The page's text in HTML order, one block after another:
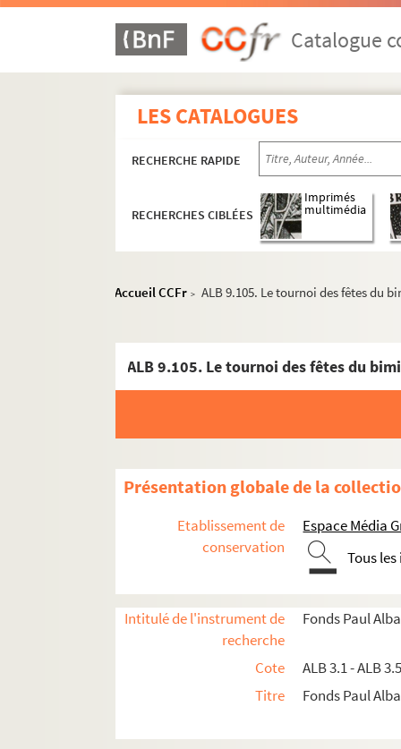
Catalogue
LES CATALOGUES
RECHERCHE RAPIDE
RECHERCHES CIBLÉES
Imprimés
multimédia
Accueil CCFr > ALB 9.105. Le tournoi des fêtes du
Présentation globale de la
Etablissement de
conservation
Espace Média
Tous
Intitulé de l'instrument de
recherche
Fonds Paul
Cote
ALB 3.1 - ALB
Titre
Fonds Paul